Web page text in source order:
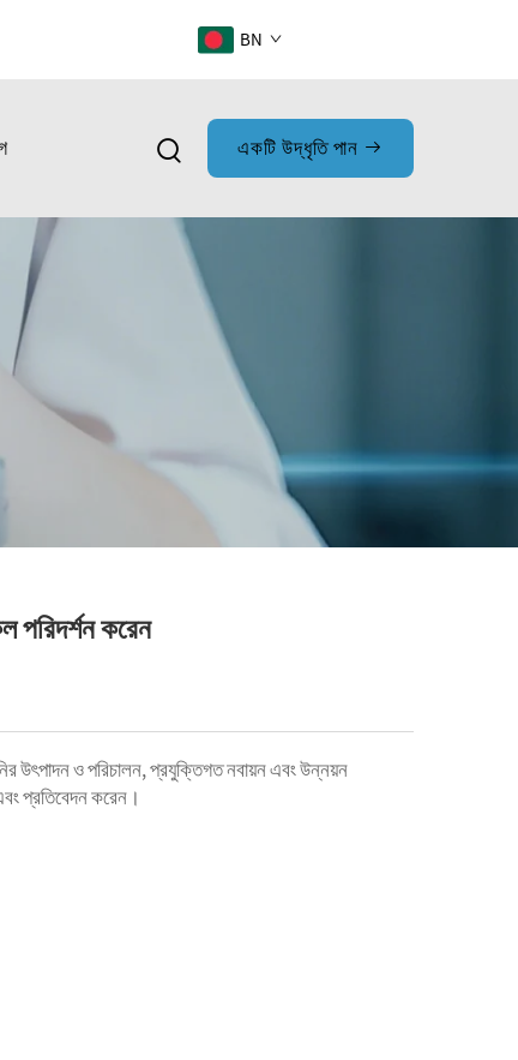
BN
একটি উদ্ধৃতি পান
পরিদর্শন করেন
উৎপাদন ও পরিচালন, প্রযুক্তিগত নবায়ন এবং উন্নয়ন
প্রতিবেদন করেন।